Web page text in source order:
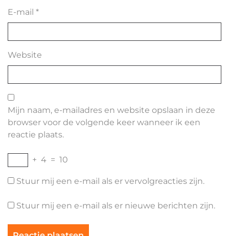
E-mail *
Website
Mijn naam, e-mailadres en website opslaan in deze
browser voor de volgende keer wanneer ik een
reactie plaats.
+ 4 = 10
Stuur mij een e-mail als er vervolgreacties zijn.
Stuur mij een e-mail als er nieuwe berichten zijn.